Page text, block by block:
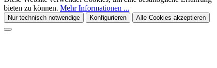
bieten zu können. Mehr Informationen ...
Nur technisch notwendige Konfigurieren Alle Cookies akzeptieren